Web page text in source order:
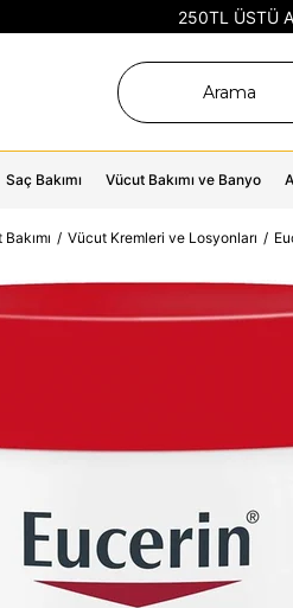
250TL ÜSTÜ
Saç Bakımı Vücut Bakımı ve Banyo
Vücut Kremleri ve Losyonları